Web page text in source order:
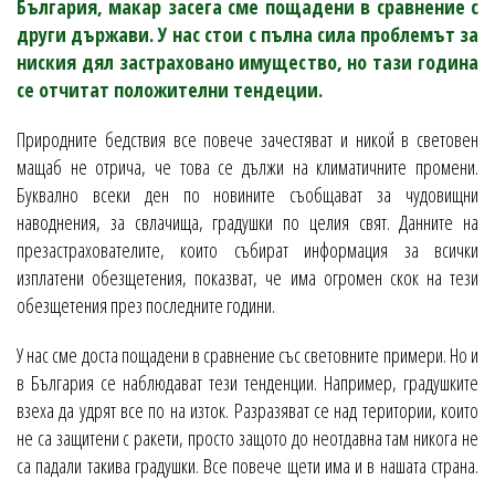
България, макар засега сме пощадени в сравнение с
други държави. У нас стои с пълна сила проблемът за
ниския дял застраховано имущество, но тази година
се отчитат положителни тендеции.
Природните бедствия все повече зачестяват и никой в световен
мащаб не отрича, че това се дължи на климатичните промени.
Буквално всеки ден по новините съобщават за чудовищни
наводнения, за свлачища, градушки по целия свят. Данните на
презастрахователите, които събират информация за всички
изплатени обезщетения, показват, че има огромен скок на тези
обезщетения през последните години.
У нас сме доста пощадени в сравнение със световните примери. Но и
в България се наблюдават тези тенденции. Например, градушките
взеха да удрят все по на изток. Разразяват се над територии, които
не са защитени с ракети, просто защото до неотдавна там никога не
са падали такива градушки. Все повече щети има и в нашата страна.